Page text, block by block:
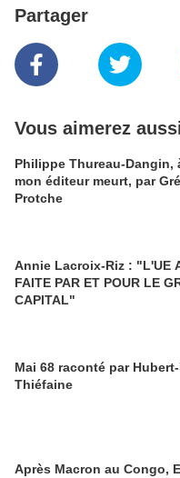
Partager
Vous aimerez
Philippe Thureau-Dangin,
mon éditeur meurt, par
Protche
Annie Lacroix-Riz : "L'UE
FAITE PAR ET POUR LE
CAPITAL"
Mai 68 raconté par
Thiéfaine
Après Macron au Congo,